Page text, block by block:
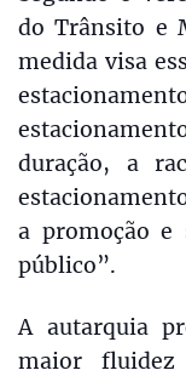
do Trânsito e
medida visa
duração, a
a promoção e
público”.
A autarquia
maior fluidez